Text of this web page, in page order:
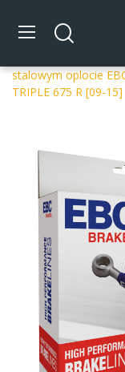
Strona główna
stalowym oplocie
TRIPLE 675 R [09-15]